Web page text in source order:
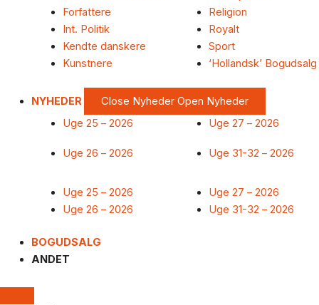
Forfattere
Int. Politik
Kendte danskere
Kunstnere
Religion
Royalt
Sport
‘Hollandsk’ Bogudsalg
NYHEDER Close Nyheder Open Nyheder
Uge 25 – 2026
Uge 26 – 2026
Uge 27 – 2026
Uge 31-32 – 2026
Uge 25 – 2026
Uge 26 – 2026
Uge 27 – 2026
Uge 31-32 – 2026
BOGUDSALG
ANDET